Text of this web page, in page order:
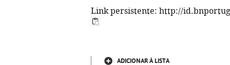
Link persistente: http://
ADICIONAR À LISTA